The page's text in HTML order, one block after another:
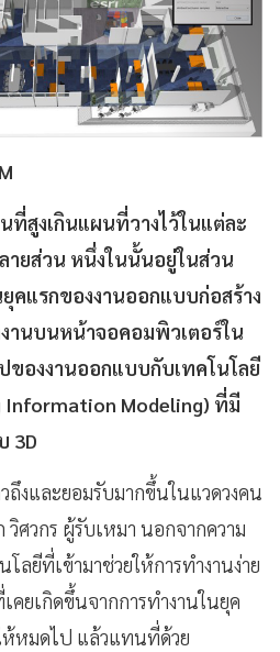
สูงเกินแผนที่วางไว้ในแต่ละ
ายส่วน หนึ่งในนั้นอยู่ในส่วน
คแรกของงานออกแบบก่อสร้าง
านบนหน้าจอคอมพิวเตอร์ใน
ของงานออกแบบกับเทคโนโลยี
Information Modeling) ที่มี
3D
ถึงและยอมรับมากขึ้นในแวดวงคน
วิศวกร ผู้รับเหมา นอกจากความ
ลยีที่เข้ามาช่วยให้การทำงานง่าย
ยเกิดขึ้นจากการทำงานในยุค
ห้หมดไป แล้วแทนที่ด้วย